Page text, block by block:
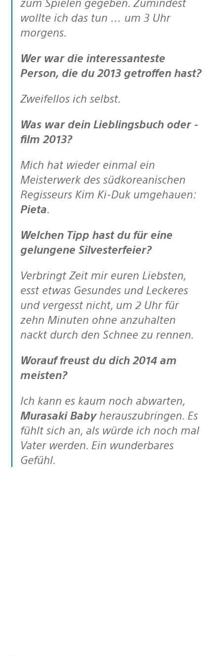
wollte ich das tun … um 3 Uhr
morgens.
Wer war die interessanteste
Person, die du 2013 getroffen hast?
Zweifellos ich selbst.
Was war dein Lieblingsbuch oder -
film 2013?
Mich hat wieder einmal ein
Meisterwerk des südkoreanischen
Regisseurs Kim Ki-Duk umgehauen:
Pieta.
Welchen Tipp hast du für eine
gelungene Silvesterfeier?
Verbringt Zeit mir euren Liebsten,
esst etwas Gesundes und Leckeres
und vergesst nicht, um 2 Uhr für
zehn Minuten ohne anzuhalten
nackt durch den Schnee zu rennen.
Worauf freust du dich 2014 am
meisten?
Ich kann es kaum noch abwarten,
Murasaki Babyherauszubringen. Es
fühlt sich an, als würde ich noch mal
Vater werden. Ein wunderbares
Gefühl.